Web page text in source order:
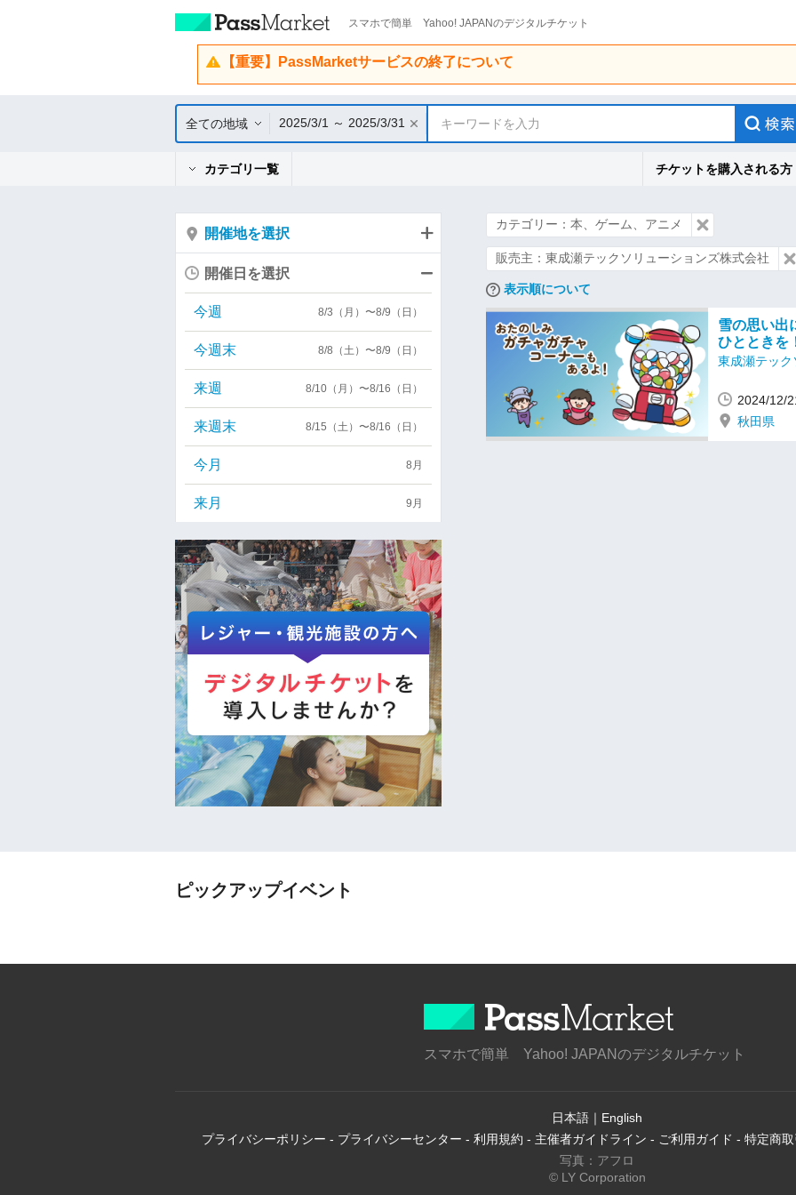
スマホで簡単 Yahoo! JAPANのデジタルチケット
【重要】PassMarketサービスの終了について
全ての地域 2025/3/1 ～ 2025/3/31 キーワードを入力
カテゴリ一覧 チケットを購入される方
カテゴリー：本、ゲーム、アニメ
販売主：東成瀬テックソリューションズ株式会社
表示順について
雪の思い出
ひとときを
東成瀬テック
2024/12/
秋田県
開催地を選択
開催日を選択
今週 8/3（月）〜8/9（日）
今週末 8/8（土）〜8/9（日）
来週 8/10（月）〜8/16（日）
来週末 8/15（土）〜8/16（日）
今月 8月
来月 9月
ピックアップイベント
スマホで簡単 Yahoo! JAPANのデジタルチケット
日本語 ｜ English
プライバシーポリシー - プライバシーセンター - 利用規約 - 主催者ガイドライン - ご利用ガイド - 特定商
写真：アフロ
© LY Corporation